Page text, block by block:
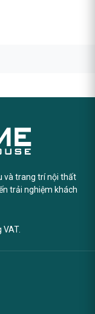
và trang trí nội thất
trải nghiệm khách